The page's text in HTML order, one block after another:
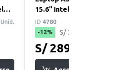
15.6" Intel Core i7
13620H 16GB 512GB
SSD W11 (X150...
ID 4780
-12%
S/ 3299.90
S/ 2899.90